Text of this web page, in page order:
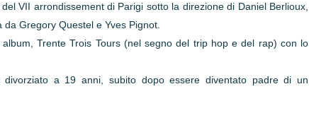
VII arrondissement di Parigi sotto la direzione di Daniel Berlioux,
Gregory Questel e Yves Pignot.
Trente Trois Tours (nel segno del trip hop e del rap) con lo
divorziato a 19 anni, subito dopo essere diventato padre di un